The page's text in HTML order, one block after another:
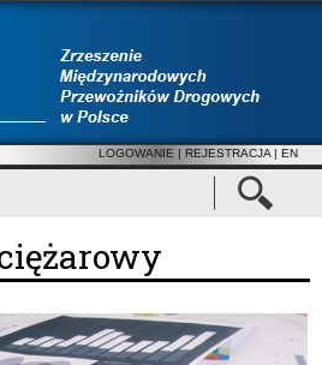
LOGOWANIE | REJESTRACJA | EN